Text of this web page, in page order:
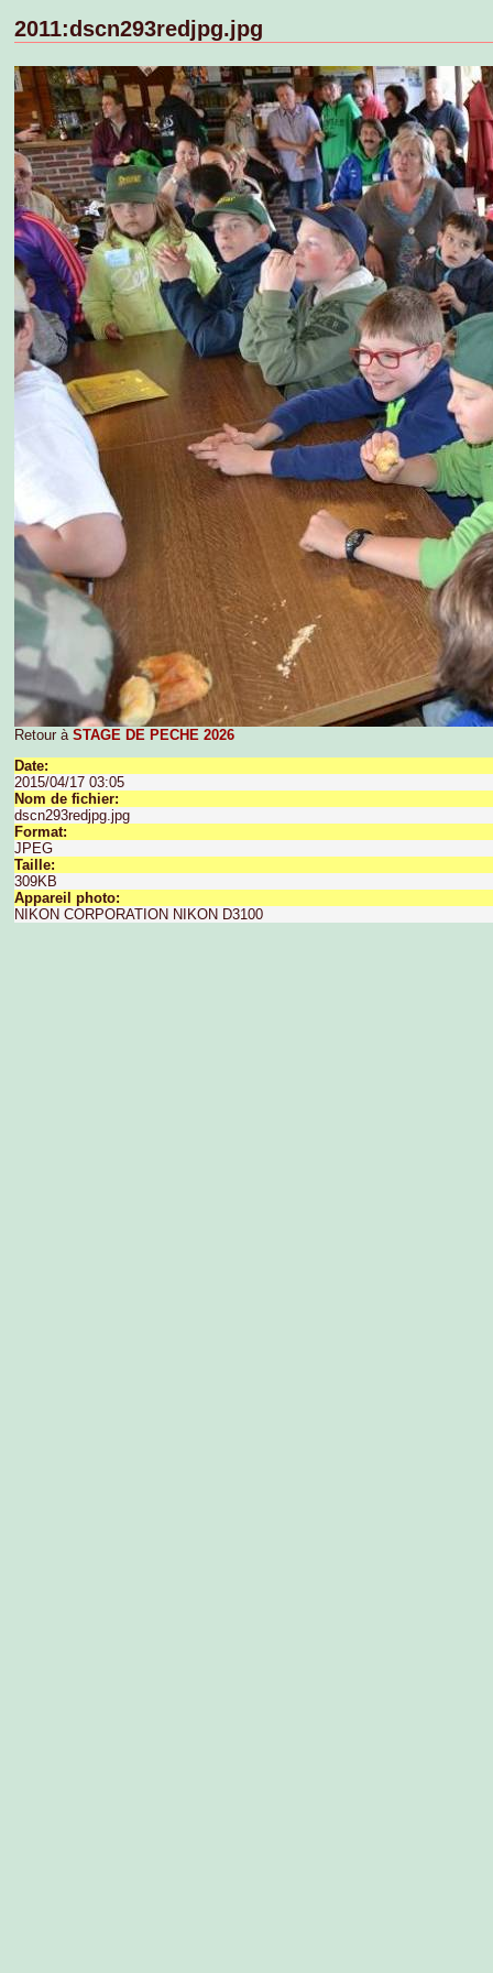
2011:dscn293redjpg.jpg
Retour à STAGE DE PECHE 2026
Date:
2015/04/17 03:05
Nom de fichier:
dscn293redjpg.jpg
Format:
JPEG
Taille:
309KB
Appareil photo:
NIKON CORPORATION NIKON D3100